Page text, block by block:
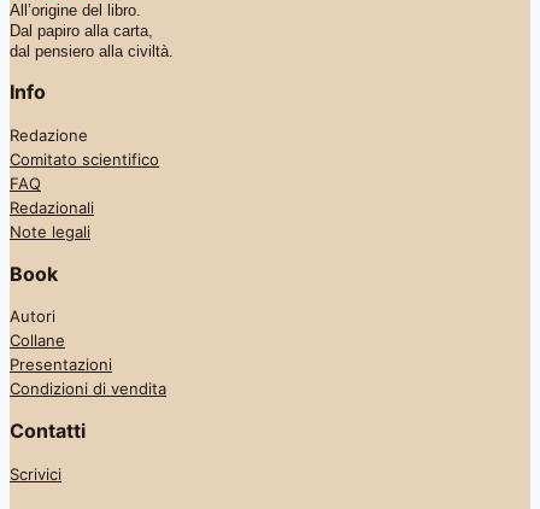
All’origine del libro.
Dal papiro alla carta,
dal pensiero alla civiltà.
Info
Redazione
Comitato scientifico
FAQ
Redazionali
Note legali
Book
Autori
Collane
Presentazioni
Condizioni di vendita
Contatti
Scrivici